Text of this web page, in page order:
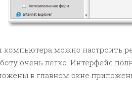
можно настроить
очень легко. Интерфейс
в главном окне